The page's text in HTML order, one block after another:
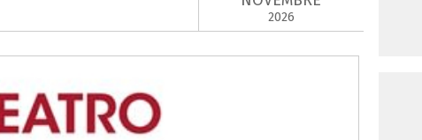
2026